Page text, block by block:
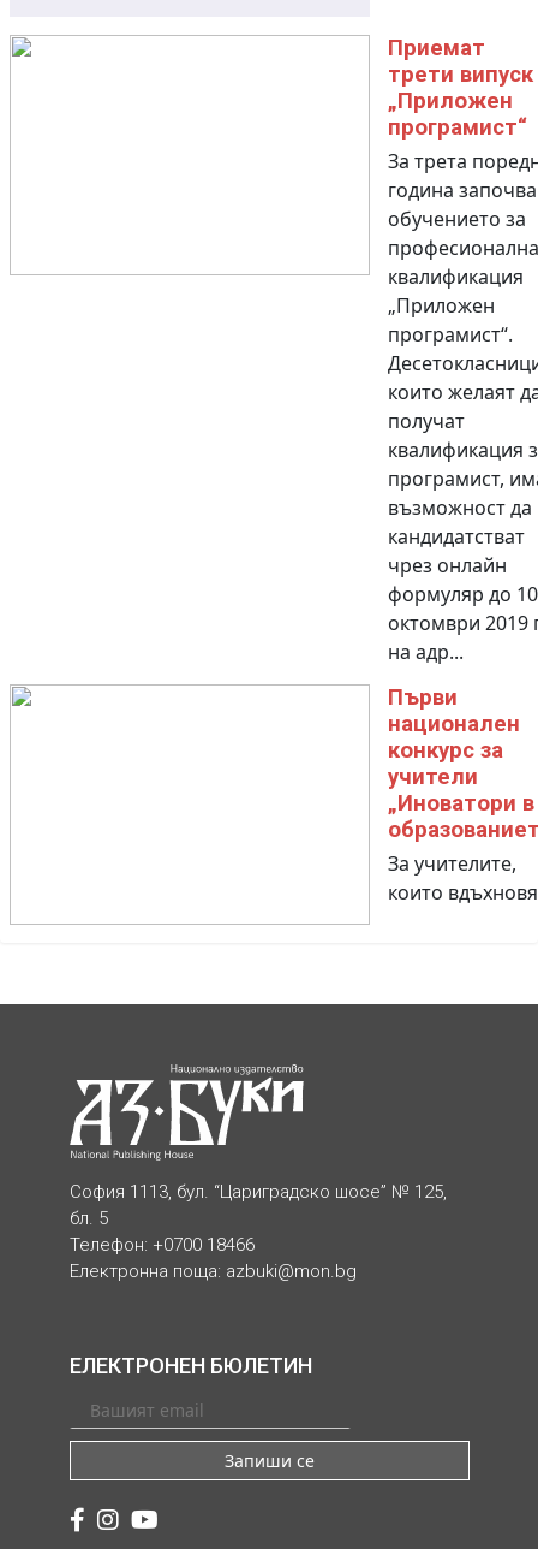
Приемат
трети випуск
„Приложен
програмист“
За трета
година започва
обучението за
професионална
квалификация
„Приложен
програмист“.
които желаят
получат
квалификация
програмист,
възможност да
кандидатстват
чрез онлайн
формуляр до 10
октомври 2019
на адр...
Първи
национален
конкурс за
учители
„Иноватори в
За учителите,
които
София 1113, бул. “Цариградско шосе” № 125,
бл. 5
Телефон: +0700 18466
Електронна поща: azbuki@mon.bg
ЕЛЕКТРОНЕН БЮЛЕТИН
Запиши се